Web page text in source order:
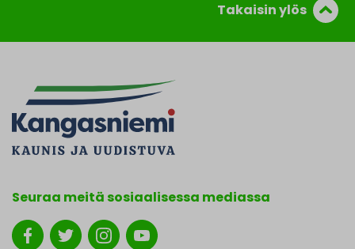
Takaisin ylös
Seuraa meitä sosiaalisessa mediassa